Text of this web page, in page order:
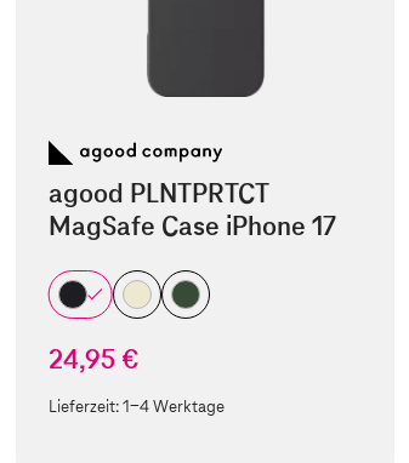
agood PLNTPRTCT
MagSafe Case iPhone 17
24,95 €
Lieferzeit:1-4 Werktage